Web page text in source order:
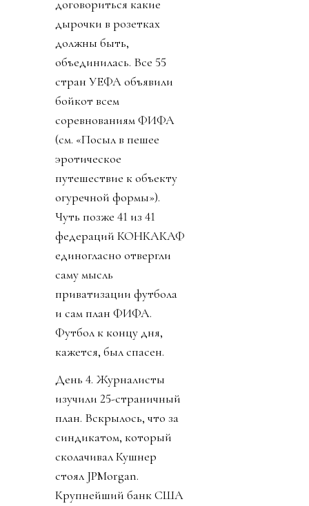
договориться какие
дырочки в розетках
должны быть,
объединилась. Все 55
стран УЕФА объявили
бойкот всем
соревнованиям ФИФА
(см. «Посыл в пешее
эротическое
путешествие к объекту
огуречной формы»).
Чуть позже 41 из 41
федераций КОНКАКАФ
единогласно отвергли
саму мысль
приватизации футбола
и сам план ФИФА.
Футбол к концу дня,
кажется, был спасен.
День 4. Журналисты
изучили 25-страничный
план. Вскрылось, что за
синдикатом, который
сколачивал Кушнер
стоял JPMorgan.
Крупнейший банк США